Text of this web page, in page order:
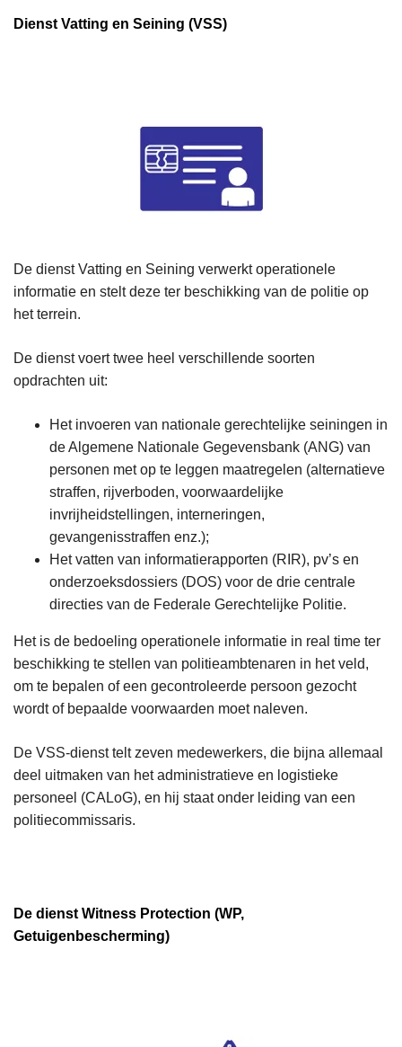
Dienst Vatting en Seining (VSS)
De dienst Vatting en Seining verwerkt operationele
informatie en stelt deze ter beschikking van de politie op
het terrein.
De dienst voert twee heel verschillende soorten
opdrachten uit:
Het invoeren van nationale gerechtelijke seiningen in
de Algemene Nationale Gegevensbank (ANG) van
personen met op te leggen maatregelen (alternatieve
straffen, rijverboden, voorwaardelijke
invrijheidstellingen, interneringen,
gevangenisstraffen enz.);
Het vatten van informatierapporten (RIR), pv’s en
onderzoeksdossiers (DOS) voor de drie centrale
directies van de Federale Gerechtelijke Politie.
Het is de bedoeling operationele informatie in real time ter
beschikking te stellen van politieambtenaren in het veld,
om te bepalen of een gecontroleerde persoon gezocht
wordt of bepaalde voorwaarden moet naleven.
De VSS-dienst telt zeven medewerkers, die bijna allemaal
deel uitmaken van het administratieve en logistieke
personeel (CALoG), en hij staat onder leiding van een
politiecommissaris.
De dienst Witness Protection (WP,
Getuigenbescherming)